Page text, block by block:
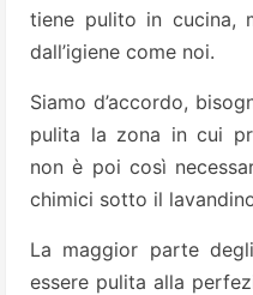
tiene pulito in cucina,
dall’igiene come noi.
Siamo d’accordo,
pulita la zona in cui
non è poi così
chimici sotto il
La maggior parte
essere pulita alla